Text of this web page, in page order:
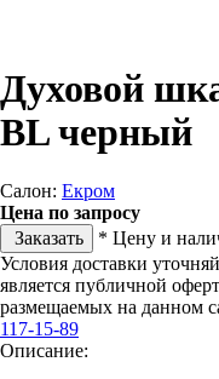
Духовой
BL черный
Салон: Екром
Цена по запросу
Заказать
* Цену и
Условия доставки
является публичной
размещаемых на данном
117-15-89
Описание: